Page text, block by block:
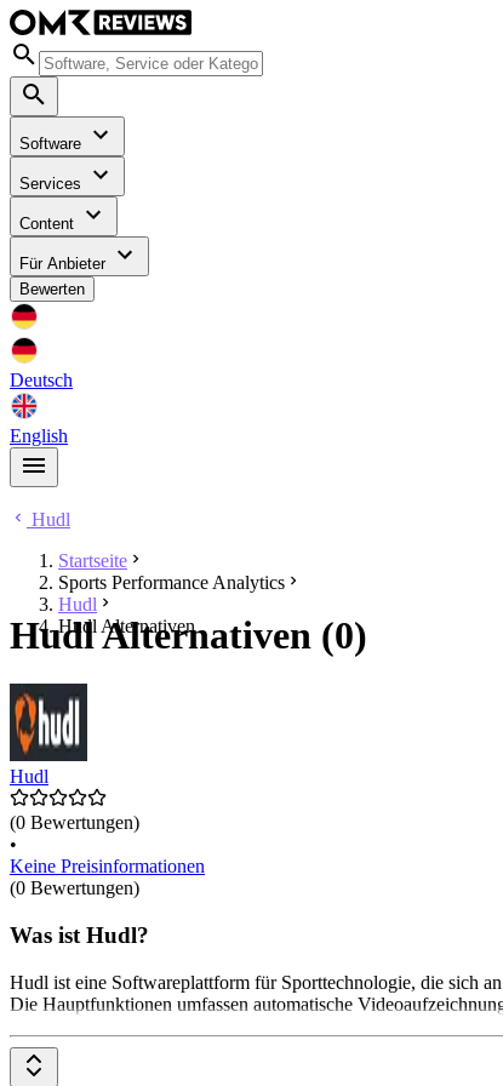
Software
Services
Content
Für Anbieter
Bewerten
Deutsch
English
Hudl
Startseite
Sports Performance Analytics
Hudl
Hudl Alternativen
Hudl Alternativen (0)
Hudl
(0 Bewertungen)
•
Keine Preisinformationen
(0 Bewertungen)
Was ist Hudl?
Hudl ist eine Softwareplattform für Sporttechnologie, die sich
Die Hauptfunktionen umfassen automatische